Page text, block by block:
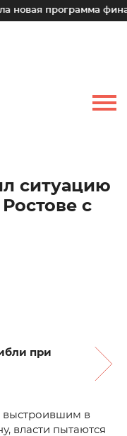
программа
ситуацию
с
при
выстроившим в
власти пытаются